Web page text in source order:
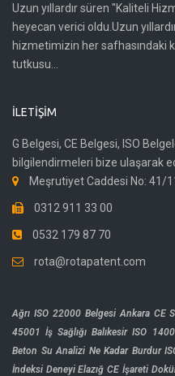
Uzun yıllardır süren "Kaliteli
heyecan verici oldu.Uzun
hizmetimizin her safhasındaki
tutkusu...
İLETIŞIM
G Belgesi, CE Belgesi, ISO
bilgilendirmeleri bize ulaşarak
Meşrutiyet Caddesi No: 41/
0312 911 33 00
0532 179 87 70
rota@rotapatent.com
Ağrı ISO 22000 Belgesi Ankara CE
45001 İş Sağlığı Balıkesir ISO
Beton Su Analizi Ne Kadar Burdur
İndeksi Deneyi Elazığ CE İşareti